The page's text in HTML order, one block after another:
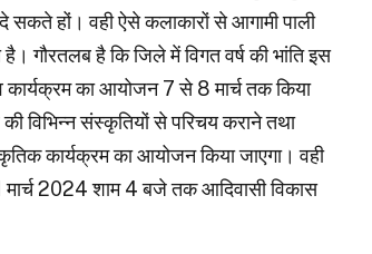
सकते हों। वही ऐसे कलाकारों से आगामी पाली
गौरतलब है कि जिले में विगत वर्ष की भांति इस
कार्यक्रम का आयोजन 7 से 8 मार्च तक किया
विभिन्न संस्कृतियों से परिचय कराने तथा
कार्यक्रम का आयोजन किया जाएगा। वही
2024 शाम 4 बजे तक आदिवासी विकास